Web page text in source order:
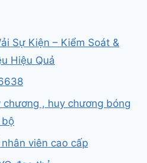
Sự Kiện – Kiểm Soát &
Hiệu Quả
, huy chương bóng
bộ
viên cao cấp